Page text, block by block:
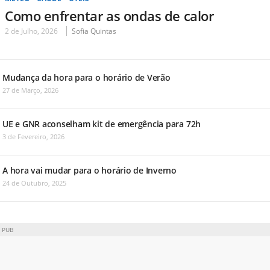
Como enfrentar as ondas de calor
2 de Julho, 2026 Sofia Quintas
Mudança da hora para o horário de Verão
27 de Março, 2026
UE e GNR aconselham kit de emergência para 72h
3 de Fevereiro, 2026
A hora vai mudar para o horário de Inverno
24 de Outubro, 2025
PUB